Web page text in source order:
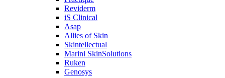
Reviderm
iS Clinical
Asap
Allies of Skin
Skintellectual
Marini SkinSolutions
Ruken
Genosys